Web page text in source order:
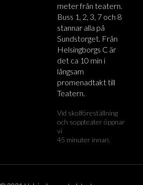
meter från teatern.
Buss 1, 2, 3, 7 och 8
stannar alla på
Sundstorget. Från
Helsingborgs C är
det ca 10 min i
långsam
promenadtakt till
Teatern.
Vid skolföreställning
och soppteater öppnar
vi
45 minuter innan.